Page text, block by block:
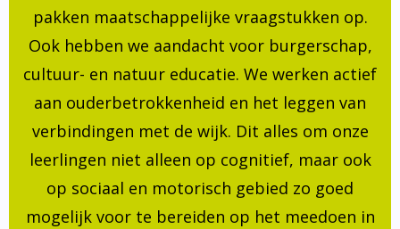
pakken maatschappelijke vraagstukken op.
Ook hebben we aandacht voor burgerschap,
cultuur- en natuur educatie. We werken actief
aan ouderbetrokkenheid en het leggen van
verbindingen met de wijk. Dit alles om onze
leerlingen niet alleen op cognitief, maar ook
op sociaal en motorisch gebied zo goed
mogelijk voor te bereiden op het meedoen in